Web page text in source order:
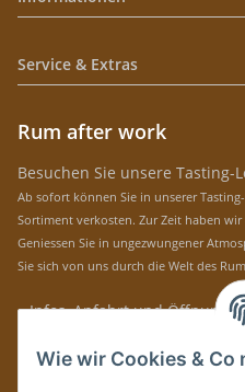
Service & Extras
Rum after work
Besuchen Sie unsere Tasting-
Ab sofort können Sie in unserer
Sortiment verkosten. Zur Zeit haben wir
Geniessen Sie in ungezwungener
Sie sich von uns durch die Welt des
» Infos, Anfahrt und
Immer auf dem Laufenden
Wie wir Cookies & Co